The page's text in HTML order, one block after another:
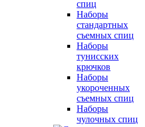
спиц
Наборы
стандартных
съемных спиц
Наборы
тунисских
крючков
Наборы
укороченных
съемных спиц
Наборы
чулочных спиц